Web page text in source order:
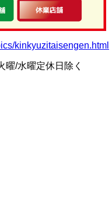
kinkyuzitaisengen.html
/水曜定休日除く